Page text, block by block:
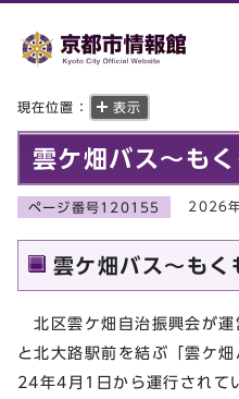
現在位置： 表示
雲ケ畑バス～も
ページ番号120155 2026
雲ケ畑バス～もく
北区雲ケ畑自治振興会が運
と北大路駅前を結ぶ「雲ケ
24年4月1日から運行されて